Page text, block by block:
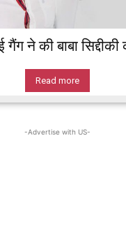
गैंग ने की बाबा सिद्दीकी
Read more
-Advertise with US-